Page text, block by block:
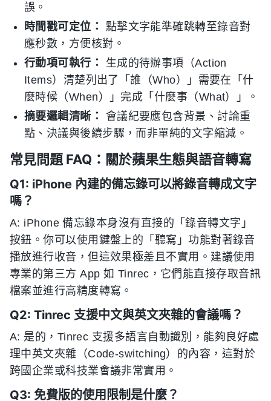
誤。
時間戳可定位：
點擊文字能準確跳轉至錄音對
應秒數，方便核對。
行動項可執行：
生成的待辦事項（Action
Items）清楚列出了「誰（Who）」需要在「什
麼時候（When）」完成「什麼事（What）」。
摘要邏輯清晰：
會議紀要應包含背景、討論重
點、決議與後續步驟，而非單純的文字縮減。
常見問題 FAQ：關於蘋果生態與語音轉寫
Q1: iPhone 內建的備忘錄可以將錄音轉成文字
嗎？
A: iPhone 備忘錄本身沒有直接的「錄音轉文字」
按鈕。你可以使用鍵盤上的「聽寫」功能對著錄音
播放進行收音，但這效果極差且不實用。建議使用
專業的第三方 App 如 Tinrec，它們能直接存取音訊
檔案並進行高精度轉寫。
Q2: Tinrec 支援中文與英文夾雜的會議嗎？
A: 是的，Tinrec 支援多語言自動識別，能夠良好處
理中英文夾雜（Code-switching）的內容，這對於
跨國企業或科技業會議非常實用。
Q3: 免費版的使用限制是什麼？